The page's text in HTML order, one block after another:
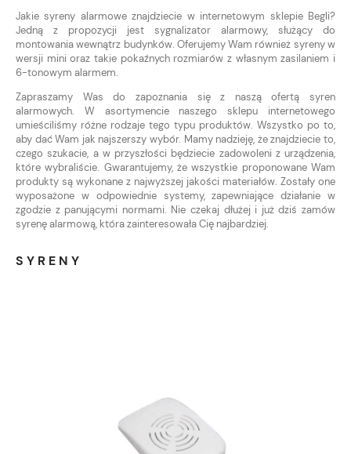
Jakie syreny alarmowe znajdziecie w internetowym sklepie Begli?
Jedną z propozycji jest sygnalizator alarmowy, służący do
montowania wewnątrz budynków. Oferujemy Wam również syreny w
wersji mini oraz takie pokaźnych rozmiarów z własnym zasilaniem i
6-tonowym alarmem.
Zapraszamy Was do zapoznania się z naszą ofertą syren
alarmowych. W asortymencie naszego sklepu internetowego
umieściliśmy różne rodzaje tego typu produktów. Wszystko po to,
aby dać Wam jak najszerszy wybór. Mamy nadzieję, że znajdziecie to,
czego szukacie, a w przyszłości będziecie zadowoleni z urządzenia,
które wybraliście. Gwarantujemy, że wszystkie proponowane Wam
produkty są wykonane z najwyższej jakości materiałów. Zostały one
wyposażone w odpowiednie systemy, zapewniające działanie w
zgodzie z panującymi normami. Nie czekaj dłużej i już dziś zamów
syrenę alarmową, która zainteresowała Cię najbardziej.
SYRENY